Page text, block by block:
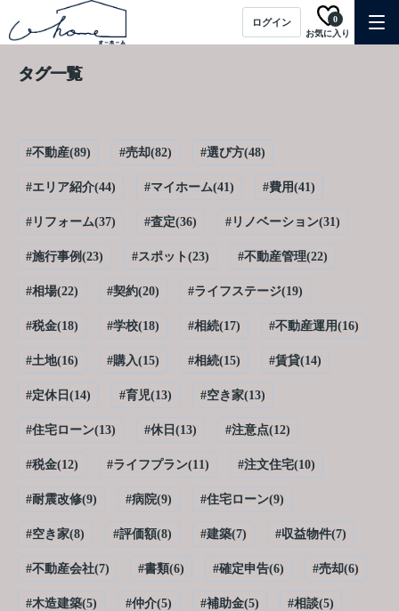
ログイン
お気に入り
0
タグ一覧
#不動産(89) #売却(82) #選び方(48)
#エリア紹介(44) #マイホーム(41) #費用(41)
#リフォーム(37) #査定(36) #リノベーション(31)
#施行事例(23) #スポット(23) #不動産管理(22)
#相場(22) #契約(20) #ライフステージ(19)
#税金(18) #学校(18) #相続(17) #不動産運用(16)
#土地(16) #購入(15) #相続(15) #賃貸(14)
#定休日(14) #育児(13) #空き家(13)
#住宅ローン(13) #休日(13) #注意点(12)
#税金(12) #ライフプラン(11) #注文住宅(10)
#耐震改修(9) #病院(9) #住宅ローン(9)
#空き家(8) #評価額(8) #建築(7) #収益物件(7)
#不動産会社(7) #書類(6) #確定申告(6) #売却(6)
#木造建築(5) #仲介(5) #補助金(5) #相談(5)